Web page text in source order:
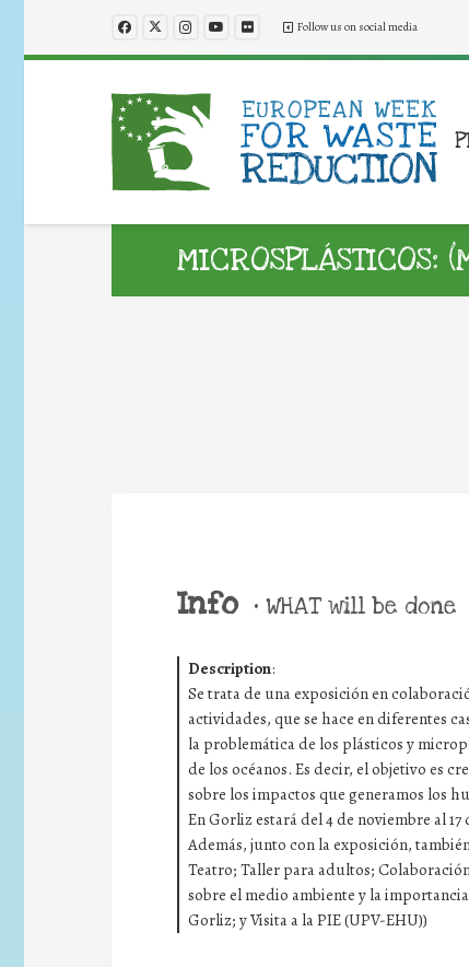
Follow us on social media
MICROSPLÁSTICOS:
Info • WHAT will be done
Description:
Se trata de una exposición en
actividades, que se hace en diferentes
la problemática de los plásticos y
de los océanos. Es decir, el objetivo es
sobre los impactos que generamos los
En Gorliz estará del 4 de noviembre al 17
Además, junto con la exposición,
Teatro; Taller para adultos;
sobre el medio ambiente y la
Gorliz; y Visita a la PIE (UPV-EHU))